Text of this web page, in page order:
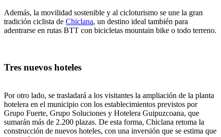
Además, la movilidad sostenible y al cicloturismo se une la gran
tradición ciclista de Chiclana, un destino ideal también para
adentrarse en rutas BTT con bicicletas mountain bike o todo terreno.
Tres nuevos hoteles
Por otro lado, se trasladará a los visitantes la ampliación de la planta
hotelera en el municipio con los establecimientos previstos por
Grupo Fuerte, Grupo Soluciones y Hotelera Guipuzcoana, que
sumarán más de 2.200 plazas. De esta forma, Chiclana retoma la
construcción de nuevos hoteles, con una inversión que se estima que